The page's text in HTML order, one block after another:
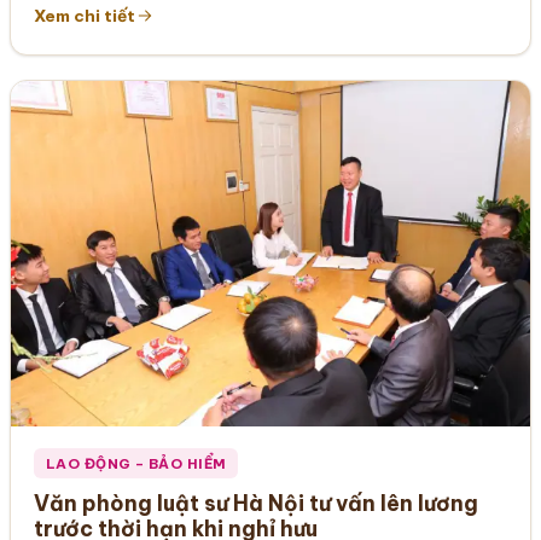
Xem chi tiết
LAO ĐỘNG – BẢO HIỂM
Văn phòng luật sư Hà Nội tư vấn lên lương
trước thời hạn khi nghỉ hưu